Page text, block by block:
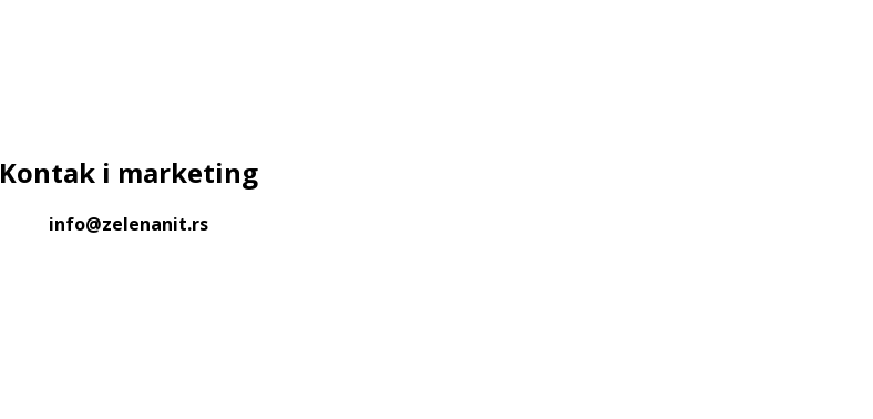
Kontak i marketing
info@zelenanit.rs